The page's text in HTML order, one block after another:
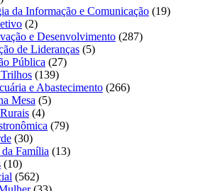
da Informação e Comunicação (19)
(2)
e Desenvolvimento (287)
de Lideranças (5)
Pública (27)
(139)
e Abastecimento (266)
Mesa (5)
(4)
(79)
(30)
Família (13)
(10)
(562)